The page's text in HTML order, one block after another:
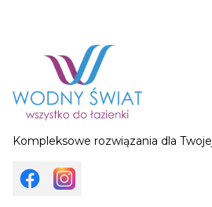
Kompleksowe rozwiązania dla